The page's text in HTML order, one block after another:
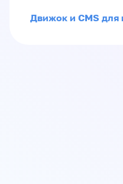
Движок и CMS для